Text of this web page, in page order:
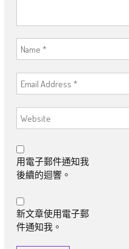
用電子郵件通知我
後續的迴響。
新文章使用電子郵
件通知我。